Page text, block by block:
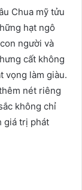
Chua mỹ tửu
hạt ngô
người và
cất không
vọng làm giàu.
nét riêng
không chỉ
giá trị phát